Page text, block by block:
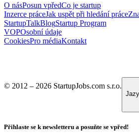
O násPosun vpředCo je startup
Inzerce práceJak uspět při hledání práce
StartupTalkBlogStartup Program
VOPOsobní údaje
CookiesPro médiaKontakt
© 2012 – 2026 StartupJobs.com s.r.o.
Přihlaste se k newsletteru a posuňte se vpřed!